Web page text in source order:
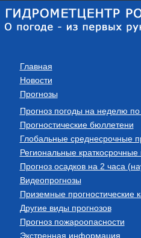
Главная
Новости
Прогнозы
Прогноз погоды на неделю
Прогностические бюллетени
Глобальные среднесрочные
Региональные краткосрочные
Прогноз осадков на 2 часа
Видеопрогнозы
Приземные прогностические
Другие виды прогнозов
Прогноз пожароопасности
Экстренная информация